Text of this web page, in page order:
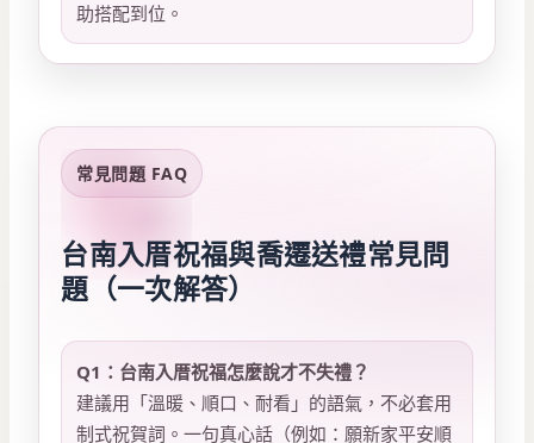
助搭配到位。
常見問題 FAQ
台南入厝祝福與喬遷送禮常見問
題（一次解答）
Q1：台南入厝祝福怎麼說才不失禮？
建議用「溫暖、順口、耐看」的語氣，不必套用
制式祝賀詞。一句真心話（例如：願新家平安順